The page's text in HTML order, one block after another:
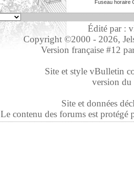
Fuseau horaire
Édité par :
Copyright ©2000 - 2026,
Version française #12
Site et style vBulletin
version
Site et données
Le contenu des forums est protégé